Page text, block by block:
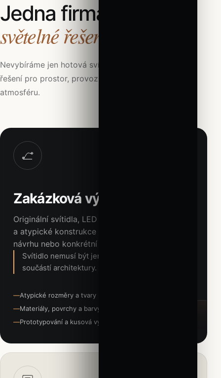
Jedna firma.
světelné řešení.
Nevybíráme jen hotová svítidla. Hledáme správné
řešení pro prostor, provoz, rozpočet i zamýšlenou
atmosféru.
Zakázková výroba
Originální svítidla, LED madla, světelné objekty
a atypické konstrukce podle architektonického
návrhu nebo konkrétní potřeby.
Svítidlo nemusí být jen produkt. Může se stát
součástí architektury.
Atypické rozměry a tvary
Materiály, povrchy a barvy RAL
Prototypování a kusová výroba